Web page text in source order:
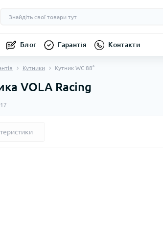
Блог Гарантія Контакти
Кутники Кутник WC 88°
VOLA Racing